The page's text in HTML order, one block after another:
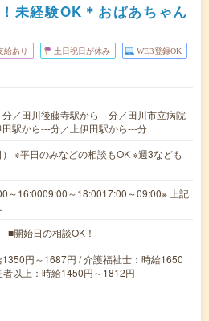
未経験OK＊おばあちゃん
給あり 土日祝日が休み WEB登録OK
／田川後藤寺駅から---分／田川市立病院
駅から---分／上伊田駅から---分
※平日のみなどの相談もOK ※週3なども
～16:0009:00～18:0017:00～09:00※ 上記
開始日の相談OK！
円～1687円 / 介護福祉士：時給1650
者以上：時給1450円～1812円